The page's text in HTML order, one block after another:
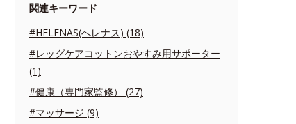
関連キーワード
#HELENAS(へレナス) (18)
#レッグケアコットンおやすみ用サポーター
(1)
#健康（専門家監修） (27)
#マッサージ (9)